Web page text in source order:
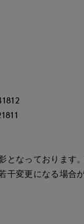
cm
となっております
変更になる場合